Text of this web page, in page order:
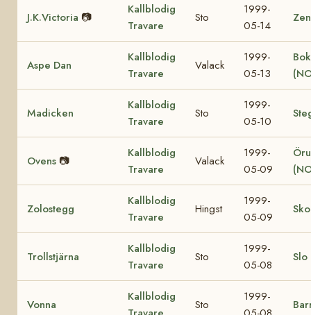
J.K.Victoria 📷
Kallblodig
Travare
Sto
1999-
05-14
Aspe Dan
Kallblodig
Travare
Valack
1999-
05-13
Madicken
Kallblodig
Travare
Sto
1999-
05-10
Ovens 📷
Kallblodig
Travare
Valack
1999-
05-09
Zolostegg
Kallblodig
Travare
Hingst
1999-
05-09
Trollstjärna
Kallblodig
Travare
Sto
1999-
05-08
Slo
Vonna
Kallblodig
Sto
1999-